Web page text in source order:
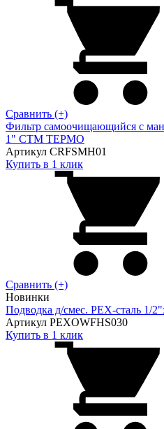
Сравнить (+)
Фильтр самоочищающийся с
1" СТМ ТЕРМО
Артикул CRFSMH01
Купить в 1 клик
Сравнить (+)
Новинки
Подводка д/смес. PEX-сталь 1/
Артикул PEXOWFHS030
Купить в 1 клик